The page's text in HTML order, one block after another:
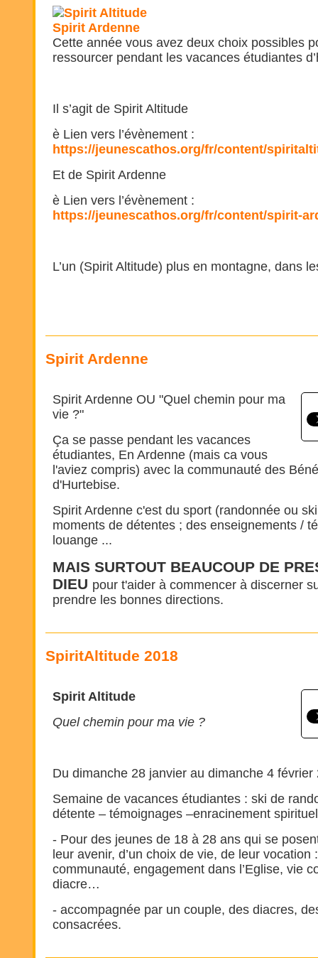
Cette année vous avez deux choix possibles
ressourcer pendant les vacances étudiantes
Il s’agit de Spirit Altitude
è Lien vers l’évènement :
https://jeunescathos.org/fr/content/
Et de Spirit Ardenne
è Lien vers l’évènement :
https://jeunescathos.org/fr/content/spirit-
L’un (Spirit Altitude) plus en montagne, dans
Spirit Ardenne
Spirit Ardenne OU "Quel chemin pour ma
vie ?"
Ça se passe pendant les vacances
étudiantes, En Ardenne (mais ca vous
l'aviez compris) avec la communauté des
d'Hurtebise.
Spirit Ardenne c'est du sport (randonnée ou
moments de détentes ; des enseignements /
louange ...
MAIS SURTOUT BEAUCOUP DE
DIEU pour t'aider à commencer à discerner
prendre les bonnes directions.
SpiritAltitude 2018
Spirit Altitude
Quel chemin pour ma vie ?
Du dimanche 28 janvier au dimanche 4 février
Semaine de vacances étudiantes : ski de
détente – témoignages –enracinement spirituel
- Pour des jeunes de 18 à 28 ans qui se
leur avenir, d’un choix de vie, de leur vocation
communauté, engagement dans l’Eglise, vie
diacre…
- accompagnée par un couple, des diacres,
consacrées.